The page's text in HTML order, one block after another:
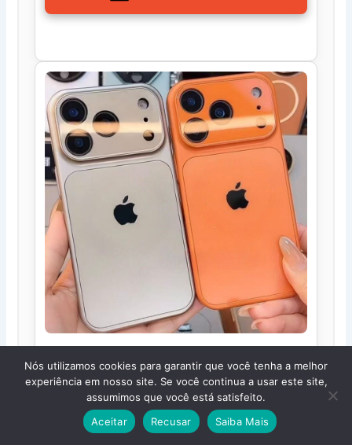
Nova Capa Armadura À Prova De
Choque De Vidro nano AG Para
iPhone 17 16 15 14 13 16 Pro Max
E 12ProMax Traseira Rígida U
Nós utilizamos cookies para garantir que você tenha a melhor
experiência em nosso site. Se você continua a usar este site,
assumimos que você está satisfeito.
Aceitar
Recusar Saiba Mais